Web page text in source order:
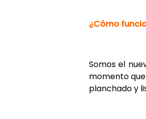
¿Cómo
Somos el
momento
planchado y